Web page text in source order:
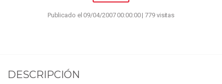
Publicado el 09/04/2007 00:00:00 | 779 visitas
DESCRIPCIÓN